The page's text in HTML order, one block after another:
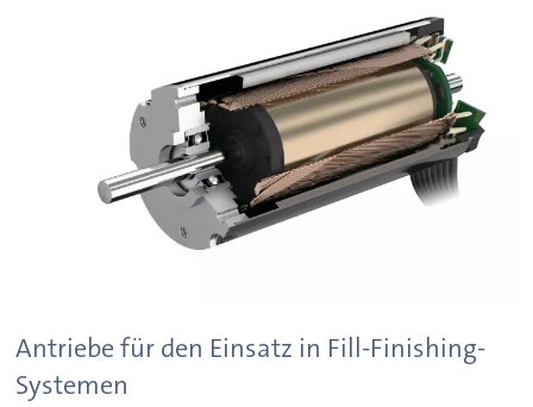
Antriebe für den Einsatz in Fill-Finishing-
Systemen